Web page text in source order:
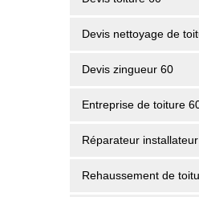
Devis nettoyage de
Devis zingueur 60
Entreprise de toiture
Réparateur
Rehaussement de